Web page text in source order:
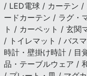
/ LED電球 / カーテン /
ードカーテン / ラグ・
ト / カーペット / 玄関
/ トイレマット / バス
時計・壁掛け時計 / 目
品・テーブルウェア /